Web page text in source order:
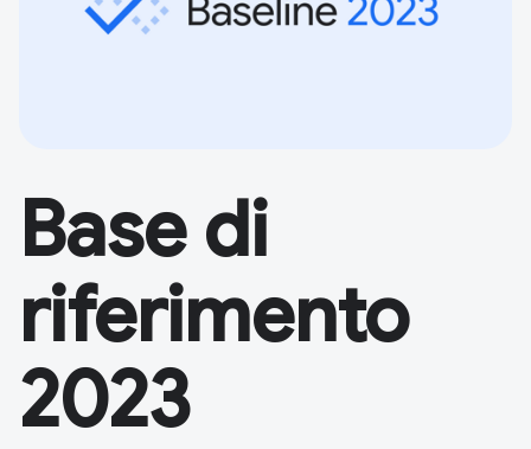
Base di
riferimento
2023